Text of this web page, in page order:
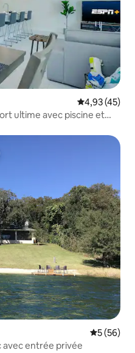
Note
4,93 (45)
ultime avec piscine et
les plus aimés
Note
5 (56)
avec entrée privée